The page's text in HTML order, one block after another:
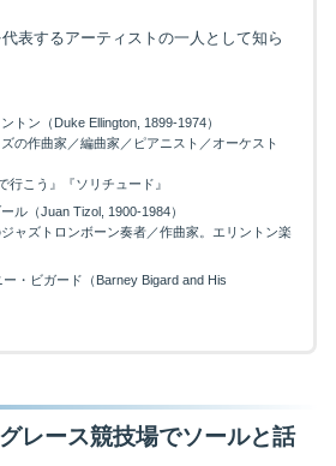
表するアーティストの一人として知ら
トン（Duke Ellington, 1899-1974）
の作曲家／編曲家／ピアニスト／オーケスト
行こう』『ソリチュード』
ル（Juan Tizol, 1900-1984）
ャズトロンボーン奏者／作曲家。エリントン楽
ー・ビガード（Barney Bigard and His
レース競技場でソールと話